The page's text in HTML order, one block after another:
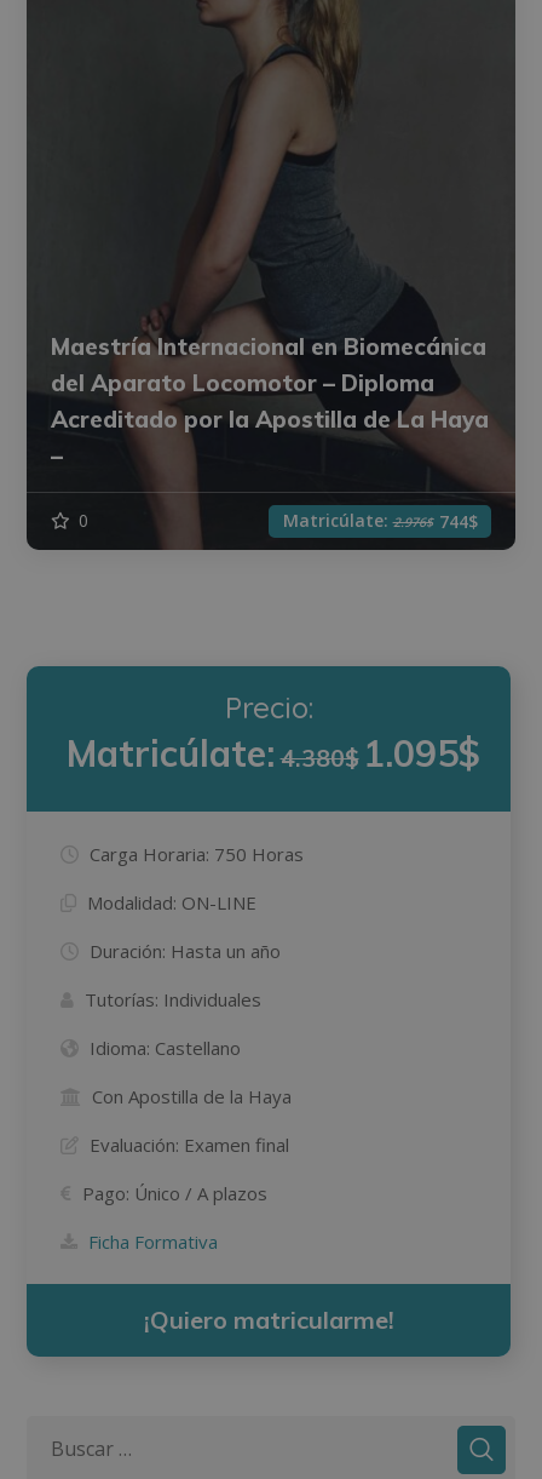
Maestría Internacional en Biomecánica
del Aparato Locomotor – Diploma
Acreditado por la Apostilla de La Haya
–
0 Matricúlate:2.976$ 744$
Precio:
Matricúlate:4.380$ 1.095$
Carga Horaria: 750 Horas
Modalidad: ON-LINE
Duración: Hasta un año
Tutorías: Individuales
Idioma: Castellano
Con Apostilla de la Haya
Evaluación: Examen final
Pago: Único / A plazos
Ficha Formativa
¡Quiero matricularme!